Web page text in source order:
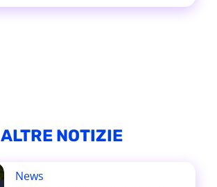
ALTRE NOTIZIE
News